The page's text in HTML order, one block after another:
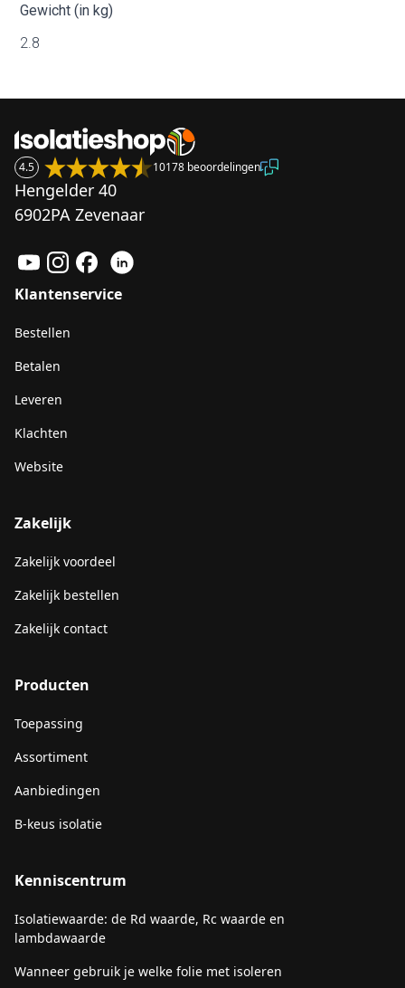
Gewicht (in kg)
2.8
4.5 10178 beoordelingen
Hengelder 40
6902PA Zevenaar
Klantenservice
Bestellen
Betalen
Leveren
Klachten
Website
Zakelijk
Zakelijk voordeel
Zakelijk bestellen
Zakelijk contact
Producten
Toepassing
Assortiment
Aanbiedingen
B-keus isolatie
Kenniscentrum
Isolatiewaarde: de Rd waarde, Rc waarde en
lambdawaarde
Wanneer gebruik je welke folie met isoleren